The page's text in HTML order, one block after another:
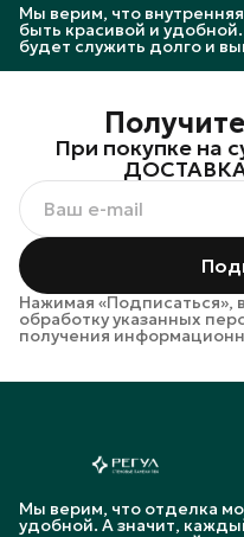
Мы верим, что
быть красивой и
будет служить долго и
При покупке на
Нажимая «Подписаться»,
обработку указанных
получения
Мы верим, что отделка
удобной. А значит,